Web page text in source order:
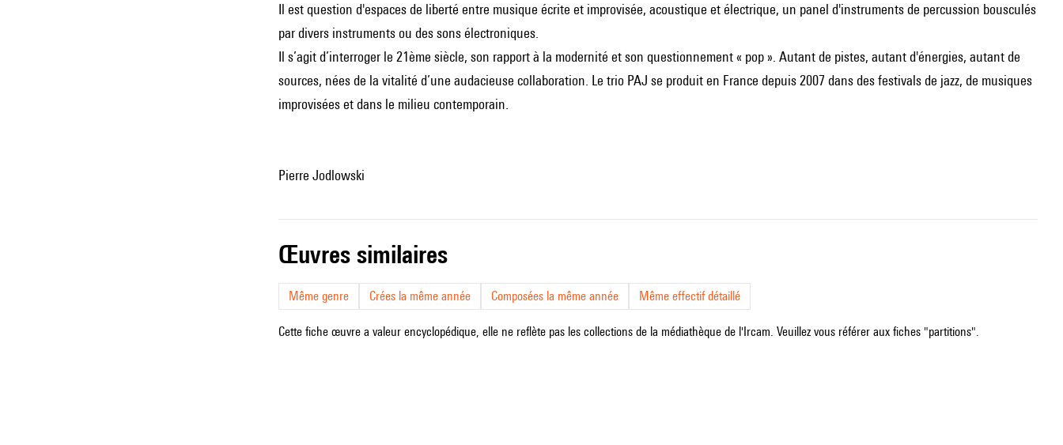
Il est question d'espaces de liberté entre musique écrite et improvisée, acoustique et électrique, un panel d'instruments de percussion bousculés
par divers instruments ou des sons électroniques.
Il s’agit d’interroger le 21ème siècle, son rapport à la modernité et son questionnement « pop ». Autant de pistes, autant d'énergies, autant de
sources, nées de la vitalité d’une audacieuse collaboration. Le trio PAJ se produit en France depuis 2007 dans des festivals de jazz, de musiques
improvisées et dans le milieu contemporain.
Pierre Jodlowski
œuvres similaires
Même genre Crées la même année Composées la même année Même effectif détaillé
Cette fiche œuvre a valeur encyclopédique, elle ne reflète pas les collections de la médiathèque de l'Ircam. Veuillez vous référer aux fiches "partitions".